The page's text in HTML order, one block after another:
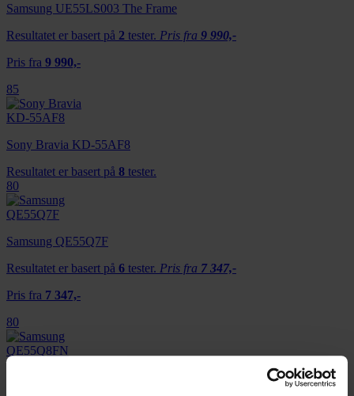
Samsung UE55LS003 The Frame
Resultatet er basert på 2 tester. Pris fra 9 990,-
Pris fra 9 990,-
85
Sony Bravia KD-55AF8
Resultatet er basert på 8 tester.
80
Samsung QE55Q7F
Resultatet er basert på 6 tester. Pris fra 7 347,-
Pris fra 7 347,-
80